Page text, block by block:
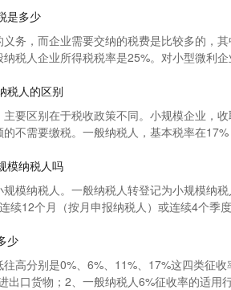
是多少
务，而企业需要交纳的税费是比较多的，
税人企业所得税税率是25%。对小型微利
纳税人的企业所得税如何计算(一)、所谓
组织形式，包括以下六类：(1)国有企业；
其他组织形式。(二)、所得税的征收方式
税务核定固定比例X所得税税率；2、查帐
：(1)一般企业所得税的税率为25%(2)符合
企业，减按15%的税率来征收企业所得税
X税务核定比例X所得税税率=1000X税务核
入-不含税成本-税费-管理、销售、财务费用
税人的区别
要区别在于税收政策不同。小规模企业，
不需要缴税。一般纳税人，基本税率在
以认定为一般纳税人，100万以下的为小规
万以下为小规模纳税人。工业企业年销售
人。【【法律依据】】《增值税暂行条例实
税劳务的纳税人，以及以从事货物生产或
销售额)在50万元以下(含本数，下同)的;(二)
从事货物生产或者提供应税劳务为主，是
模纳税人吗
模纳税人。一般纳税人转登记为小规模纳
续12个月（按月申报纳税人）或连续4个季
条小规模纳税人以外的纳税人应当向主管
够提供准确税务资料的，可以向主管税务
少
高分别是0%、6%、11%、17%这四类征
出口货物；2、一般纳税人6%征收率的适